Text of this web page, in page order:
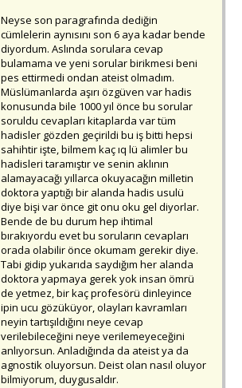
Neyse son paragrafında dediğin
cümlelerin aynısını son 6 aya kadar bende
diyordum. Aslında sorulara cevap
bulamama ve yeni sorular birikmesi beni
pes ettirmedi ondan ateist olmadım.
Müslümanlarda aşırı özgüven var hadis
konusunda bile 1000 yıl önce bu sorular
soruldu cevapları kitaplarda var tüm
hadisler gözden geçirildi bu iş bitti hepsi
sahihtir işte, bilmem kaç ıq lü alimler bu
hadisleri taramıştır ve senin aklının
alamayacağı yıllarca okuyacağın milletin
doktora yaptığı bir alanda hadis usulü
diye bişi var önce git onu oku gel diyorlar.
Bende de bu durum hep ihtimal
bırakıyordu evet bu soruların cevapları
orada olabilir önce okumam gerekir diye.
Tabi gidip yukarıda saydığım her alanda
doktora yapmaya gerek yok insan ömrü
de yetmez, bir kaç profesörü dinleyince
ipin ucu gözüküyor, olayları kavramları
neyin tartışıldığını neye cevap
verilebileceğini neye verilemeyeceğini
anlıyorsun. Anladığında da ateist ya da
agnostik oluyorsun. Deist olan nasıl oluyor
bilmiyorum, duygusaldır.